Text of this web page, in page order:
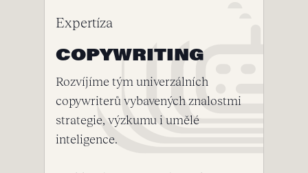
Expertíza
COPYWRITING
Rozvíjíme tým univerzálních
copywriterů vybavených znalostmi
strategie, výzkumu i umělé
inteligence.